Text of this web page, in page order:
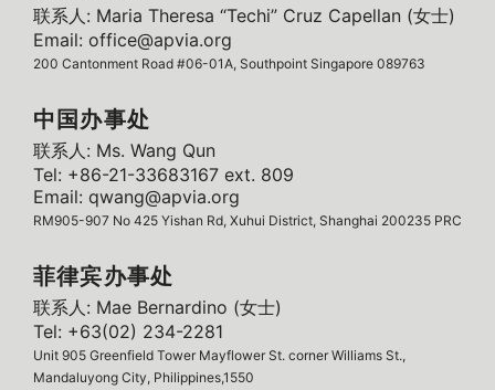
联系人: Maria Theresa “Techi” Cruz Capellan (女士)
Email: office@apvia.org
200 Cantonment Road #06-01A, Southpoint Singapore 089763
中国办事处
联系人: Ms. Wang Qun
Tel: +86-21-33683167 ext. 809
Email: qwang@apvia.org
RM905-907 No 425 Yishan Rd, Xuhui District, Shanghai 200235 PRC
菲律宾办事处
联系人: Mae Bernardino (女士)
Tel: +63(02) 234-2281
Unit 905 Greenfield Tower Mayflower St. corner Williams St.,
Mandaluyong City, Philippines,1550